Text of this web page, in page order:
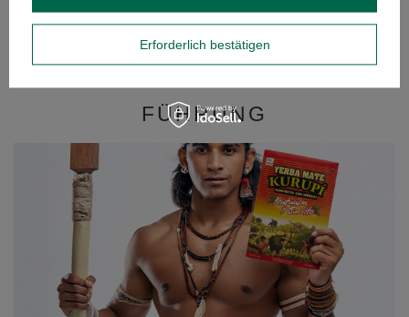
Kurupi Katuava Especial 0,5kg
FÜHRUNG
Erforderlich bestätigen